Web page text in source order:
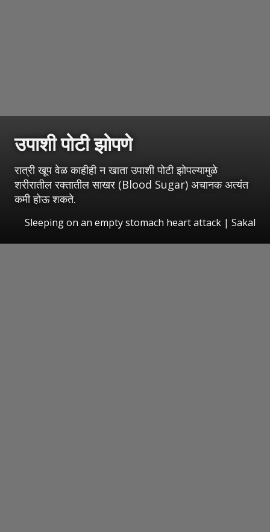
उपाशी पोटी झोपणे
रात्री खूप वेळ काहीही न खाता उपाशी पोटी झोपल्यामुळे
शरीरातील रक्तातील साखर (Blood Sugar) अचानक अत्यंत
कमी होऊ शकते.
Sleeping on an empty stomach heart attack | Sakal